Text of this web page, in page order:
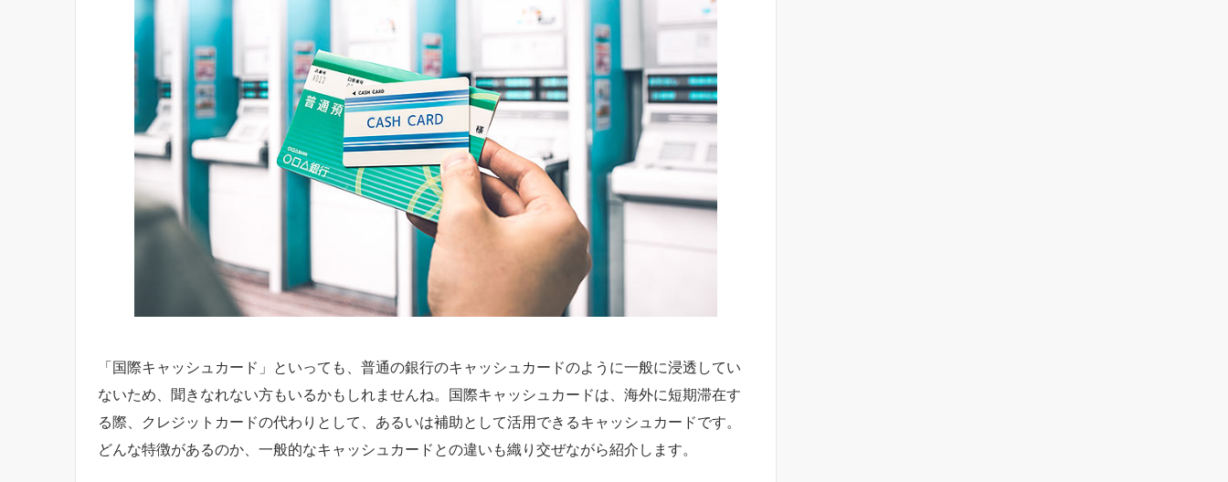
「国際キャッシュカード」といっても、普通の銀行のキャッシュカードのように一般に浸透してい
ないため、聞きなれない方もいるかもしれませんね。国際キャッシュカードは、海外に短期滞在す
る際、クレジットカードの代わりとして、あるいは補助として活用できるキャッシュカードです。
どんな特徴があるのか、一般的なキャッシュカードとの違いも織り交ぜながら紹介します。